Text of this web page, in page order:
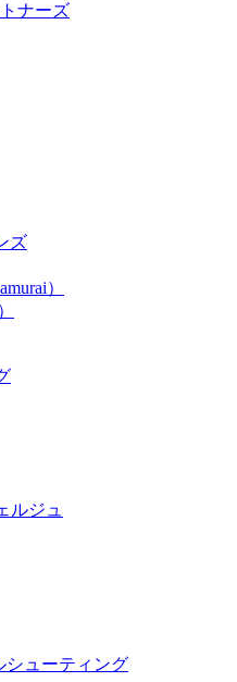
ナーズ
ズ
）
ルジュ
シューティング